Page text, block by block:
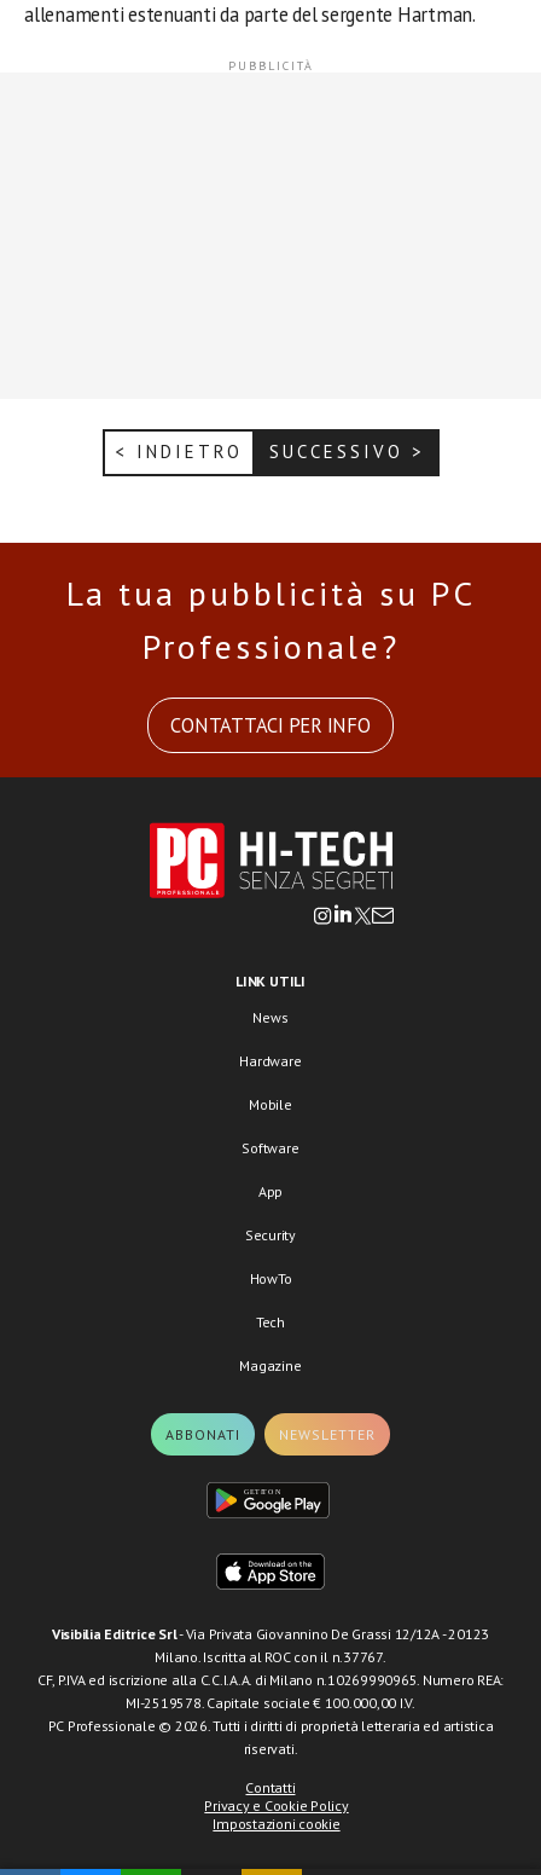
allenamenti estenuanti da parte del sergente Hartman.
< INDIETRO SUCCESSIVO >
La tua pubblicità su PC
Professionale?
CONTATTACI PER INFO
LINK UTILI
News
Hardware
Mobile
Software
App
Security
HowTo
Tech
Magazine
ABBONATI NEWSLETTER
Visibilia Editrice Srl- Via Privata Giovannino De Grassi 12/12A - 20123
Milano. Iscritta al ROC con il n.37767.
CF, P.IVA ed iscrizione alla C.C.I.A.A. di Milano n.10269990965. Numero REA:
MI-2519578. Capitale sociale € 100.000,00 I.V.
PC Professionale © 2026. Tutti i diritti di proprietà letteraria ed artistica
riservati.
Contatti
Privacy e Cookie Policy
Impostazioni cookie